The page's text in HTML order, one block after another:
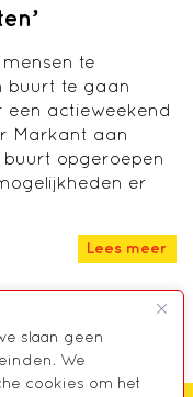
slaan geen
We
cookies om het
mensen te
buurt te gaan
actieweekend
Markant aan
opgeroepen
er
Lees meer